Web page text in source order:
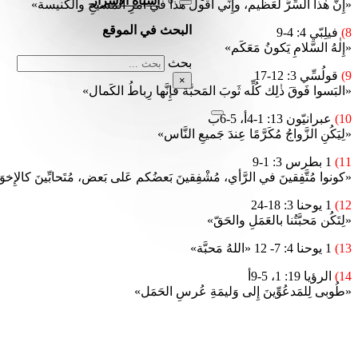
البحث في الموقع
بحث
×
«إِنَّ هٰذا السِّرَّ لَعَظيم، وإِنِّي أَقولُ هٰذا في أَمرِ المسيحِ والكَنيسة»
8) فيلِبّي 4: 4-9
«إِلٰهُ السَّلامِ يَكونُ مَعَكَم»
9) قولُسِّي 3: 12-17
«البَسوا فَوقَ ذٰلِك كُلِّه ثَوبَ المَحبَّة فإِنَّها رِباطُ الكَمال»
10)
عبرانيّون 13: 1-4أ، 5-6ب
«لِيَكُنِ الزَّواجُ مُكَرَّمًا عِندَ جَميعِ النَّاس»
11)
«كونوا مُتَّفِقينَ في الرَّأي، مُشْفِقينَ بَعضُكم عَلى بَعض، مُتَحابِّينَ
12)
«لِتَكُن مَحبَّتُنا بالعَمَلِ والحَقّ»
13)
14)
الرؤيا 19: 1، 5-9أ
«طُوبى لِلمَدعُوِّينَ إِلى وَليمَةِ عُرسِ الحَمَل»